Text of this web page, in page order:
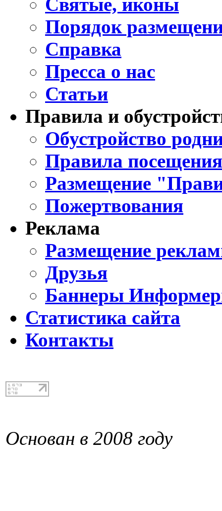
Порядок
Справка
Пресса о нас
Статьи
Правила и
Обустройство
Правила
Размещение
Пожертвования
Реклама
Размещение
Друзья
Баннеры
Статистика сайта
Контакты
Основан в 2008 году